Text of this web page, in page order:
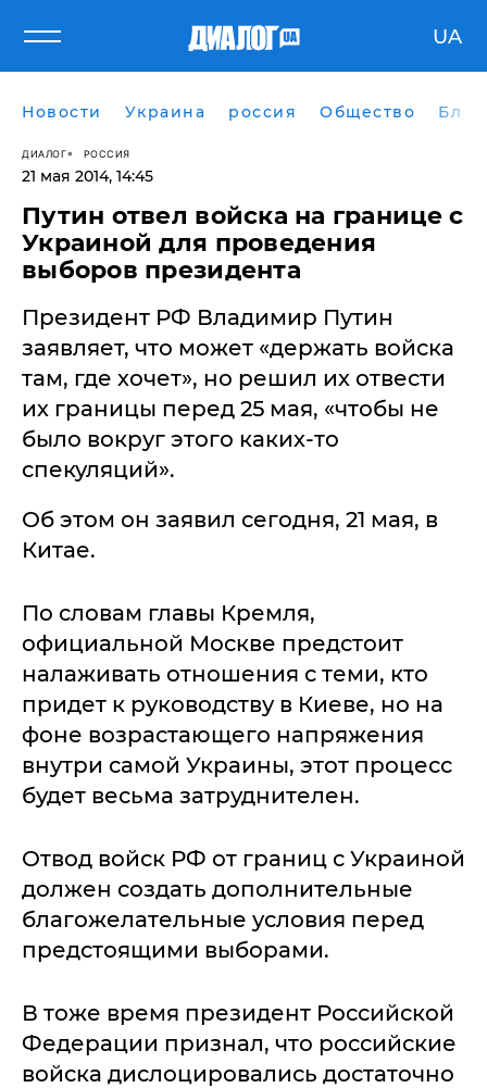
UA
Новости Украина россия Общество
ДИАЛОГ РОССИЯ
21 мая 2014, 14:45
​Путин отвел войска на границе с
Украиной для проведения
выборов президента
Президент РФ Владимир Путин
заявляет, что может «держать войска
там, где хочет», но решил их отвести
их границы перед 25 мая, «чтобы не
было вокруг этого каких-то
спекуляций».
Об этом он заявил сегодня, 21 мая, в
Китае.
По словам главы Кремля,
официальной Москве предстоит
налаживать отношения с теми, кто
придет к руководству в Киеве, но на
фоне возрастающего напряжения
внутри самой Украины, этот процесс
будет весьма затруднителен.
Отвод войск РФ от границ с Украиной
должен создать дополнительные
благожелательные условия перед
предстоящими выборами.
В тоже время президент Российской
Федерации признал, что российские
войска дислоцировались достаточно